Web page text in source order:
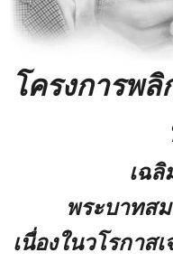
โครงการพ
เฉลิ
พระบาทสม
เนื่องในวโรกาส